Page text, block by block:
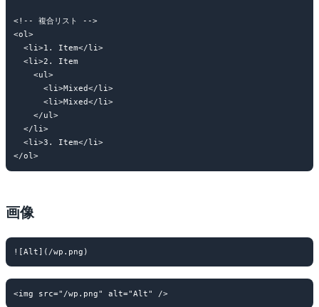
<!-- 複合リスト -->
<ol>
  <li>1. Item</li>
  <li>2. Item
    <ul>
      <li>Mixed</li>
      <li>Mixed</li>
    </ul>
  </li>
  <li>3. Item</li>
画像